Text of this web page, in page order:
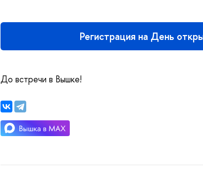
Регистрация на День
До встречи в Вышке!